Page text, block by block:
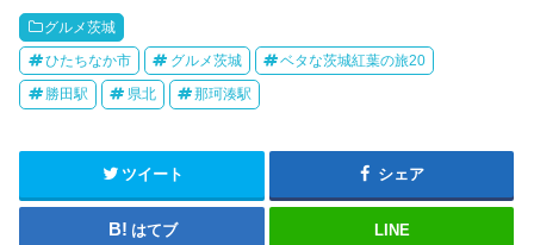
グルメ茨城
ひたちなか市 グルメ茨城 ベタな茨城紅葉の旅20
勝田駅 県北 那珂湊駅
ツイート シェア
はてブ LINE